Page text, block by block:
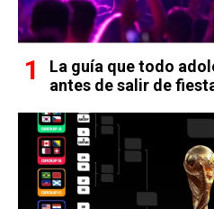
La guía que todo
antes de salir de